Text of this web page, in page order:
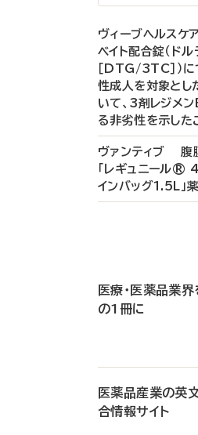
ヴィーブヘルスケ
ベイト配合錠（ド
［DTG/3TC］）
性成人を対象とし
いて、3剤レジ
る非劣性を示した
ヴァンティブ 腹
「レギュニール®
インバッグ1.5L」
医療・医薬品業界
の1冊に
医薬品産業の英
合情報サイト